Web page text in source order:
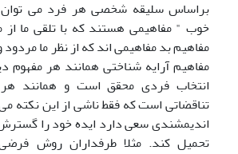
براساس سلیقه شخصی هر فرد می
خوب " مفاهیمی هستند که با تلقی ما از
مفاهیم بد مفاهیمی اند که از نظر ما
مفاهیم آرایه شناختی همانند هر
انتخاب فردی محقق است و همانند
تناقضاتی است که فقط ناشی از این نکته
اندیمشندی سعی دارد ایده خود را
تحمیل کند. مثلا طرفداران روش